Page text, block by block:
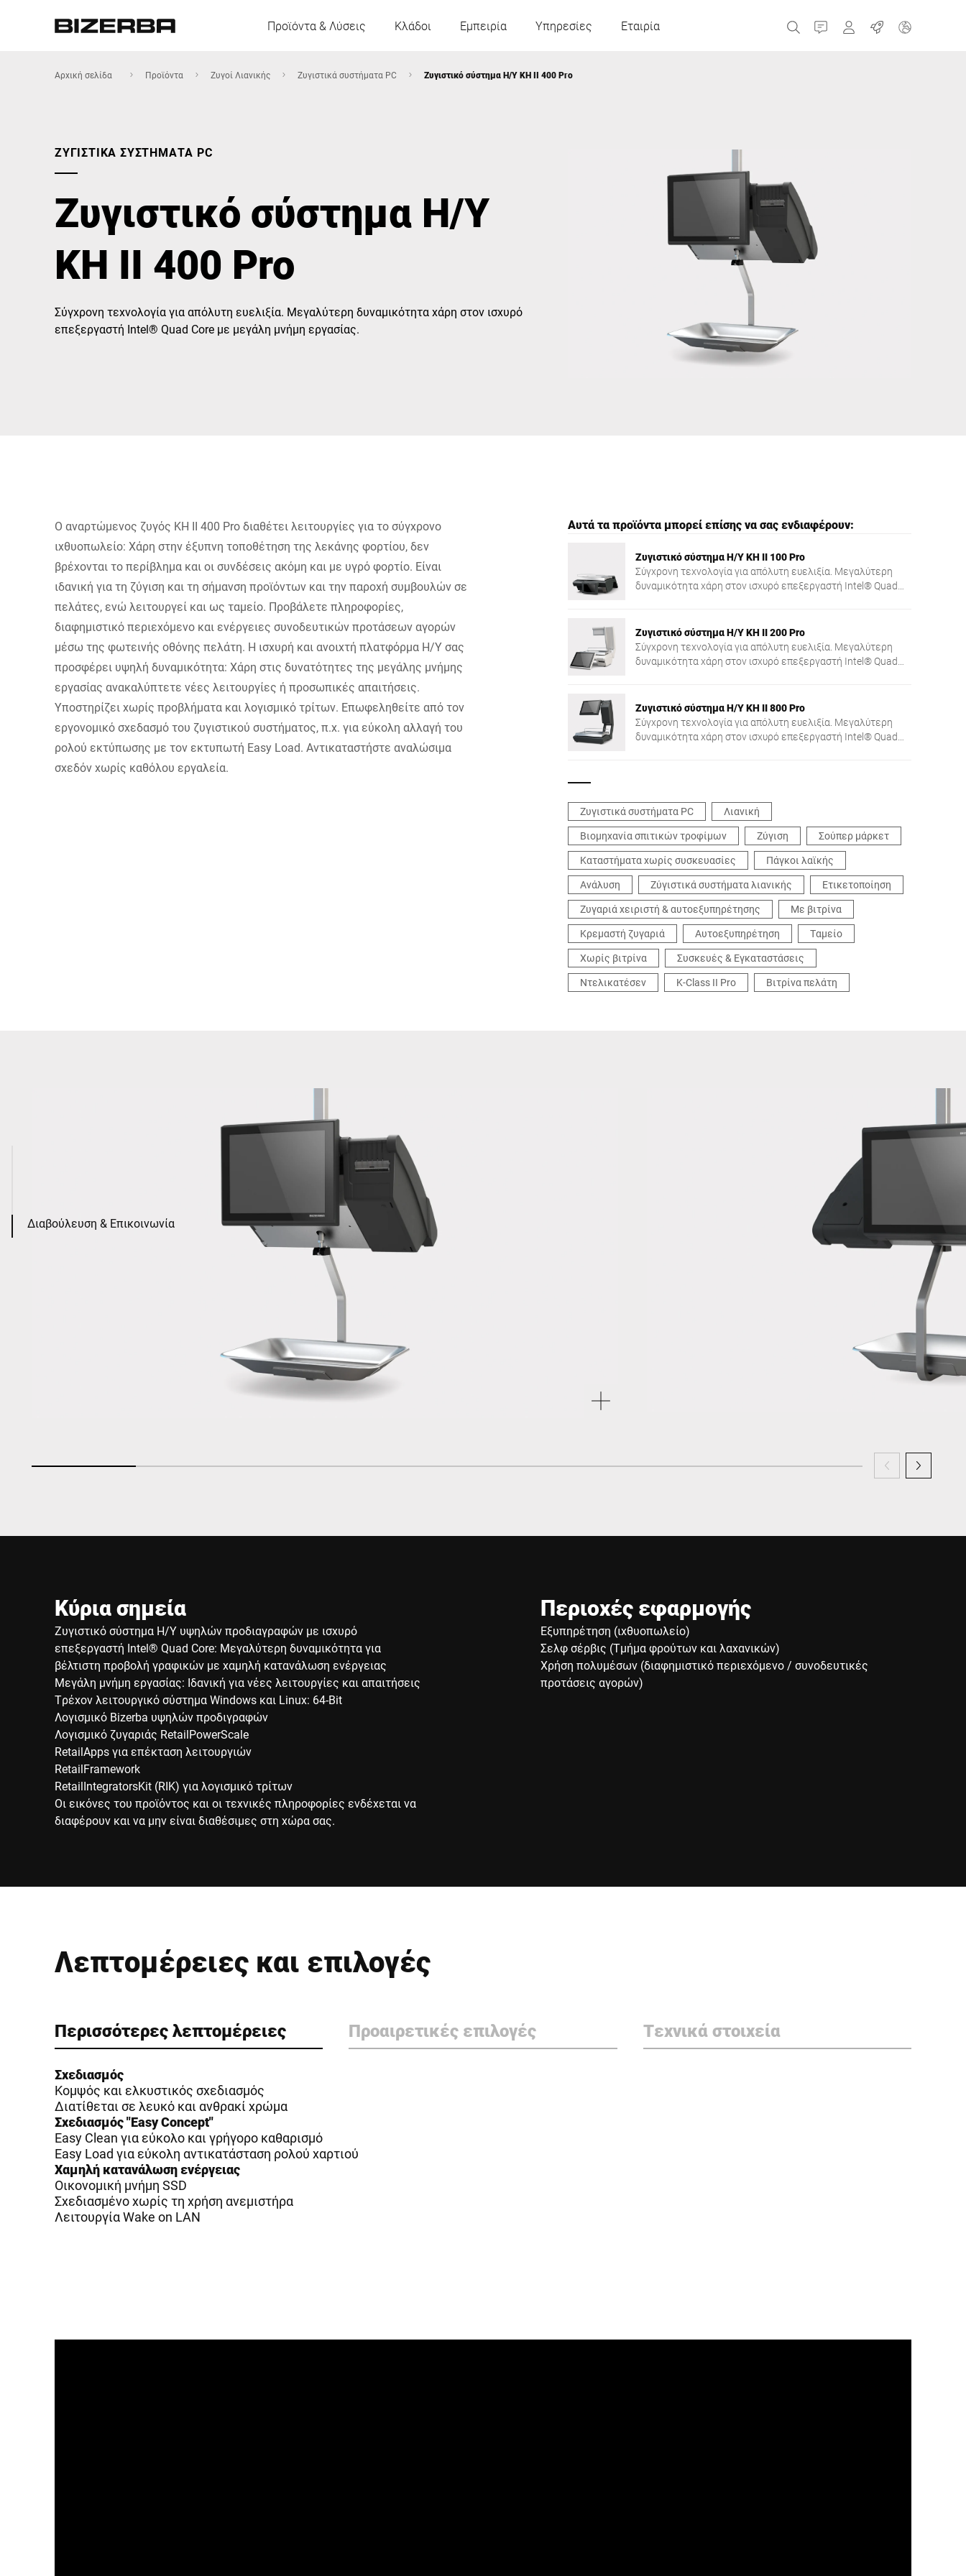
Προϊόντα & Λύσεις Κλάδοι Εμπειρία Υπηρεσίες Εταιρία ΕπικοινωνίαMyBizerbaθέσεις εργασίας
Ουγγαρία Ολλανδία
Ρωσία
Αμερική
Ασία
Αυστραλία
Αφρική
Αρχική σελίδα Προϊόντα Ζυγοί Λιανικής Ζυγιστικά συστήματα PC Ζυγιστικό σύστημα Η/Υ KH II 400 Pro
ΖΥΓΙΣΤΙΚΆ ΣΥΣΤΉΜΑΤΑ PC
Ζυγιστικό σύστημα Η/Υ
KH II 400 Pro
Σύγχρονη τεχνολογία για απόλυτη ευελιξία. Μεγαλύτερη δυναμικότητα χάρη στον ισχυρό
επεξεργαστή Intel® Quad Core με μεγάλη μνήμη εργασίας.
Ο αναρτώμενος ζυγός KH II 400 Pro διαθέτει λειτουργίες για το σύγχρονο
ιχθυοπωλείο: Χάρη στην έξυπνη τοποθέτηση της λεκάνης φορτίου, δεν
βρέχονται το περίβλημα και οι συνδέσεις ακόμη και με υγρό φορτίο. Είναι
ιδανική για τη ζύγιση και τη σήμανση προϊόντων και την παροχή συμβουλών σε
πελάτες, ενώ λειτουργεί και ως ταμείο. Προβάλετε πληροφορίες,
διαφημιστικό περιεχόμενο και ενέργειες συνοδευτικών προτάσεων αγορών
μέσω της φωτεινής οθόνης πελάτη. Η ισχυρή και ανοιχτή πλατφόρμα Η/Υ σας
προσφέρει υψηλή δυναμικότητα: Χάρη στις δυνατότητες της μεγάλης μνήμης
εργασίας ανακαλύπτετε νέες λειτουργίες ή προσωπικές απαιτήσεις.
Υποστηρίζει χωρίς προβλήματα και λογισμικό τρίτων. Επωφεληθείτε από τον
εργονομικό σχεδασμό του ζυγιστικού συστήματος, π.χ. για εύκολη αλλαγή του
ρολού εκτύπωσης με τον εκτυπωτή Easy Load. Αντικαταστήστε αναλώσιμα
σχεδόν χωρίς καθόλου εργαλεία.
Αυτά τα προϊόντα μπορεί επίσης να σας ενδιαφέρουν:
Ζυγιστικό σύστημα Η/Υ KH II 100 Pro
Σύγχρονη τεχνολογία για απόλυτη ευελιξία. Μεγαλύτερη
δυναμικότητα χάρη στον ισχυρό επεξεργαστή Intel® Quad
Ζυγιστικό σύστημα Η/Υ KH II 200 Pro
Σύγχρονη τεχνολογία για απόλυτη ευελιξία. Μεγαλύτερη
δυναμικότητα χάρη στον ισχυρό επεξεργαστή Intel® Quad
Ζυγιστικό σύστημα Η/Υ KH II 800 Pro
Σύγχρονη τεχνολογία για απόλυτη ευελιξία. Μεγαλύτερη
δυναμικότητα χάρη στον ισχυρό επεξεργαστή Intel® Quad
Ζυγιστικά συστήματα PC
Λιανική
Βιομηχανία σπιτικών τροφίμων
Ζύγιση
Σούπερ μάρκετ
Καταστήματα χωρίς συσκευασίες
Πάγκοι λαϊκής
Ανάλυση
Ζύγιστικά συστήματα λιανικής
Ετικετοποίηση
Ζυγαριά χειριστή & αυτοεξυπηρέτησης
Με βιτρίνα
Κρεμαστή ζυγαριά
Αυτοεξυπηρέτηση
Ταμείο
Χωρίς βιτρίνα
Συσκευές & Εγκαταστάσεις
Ντελικατέσεν
K-Class II Pro Βιτρίνα πελάτη
Διαβούλευση & Επικοινωνία
Κύρια σημεία
Ζυγιστικό σύστημα Η/Υ υψηλών προδιαγραφών με ισχυρό
επεξεργαστή Intel® Quad Core: Μεγαλύτερη δυναμικότητα για
βέλτιστη προβολή γραφικών με χαμηλή κατανάλωση ενέργειας
Μεγάλη μνήμη εργασίας: Ιδανική για νέες λειτουργίες και απαιτήσεις
Τρέχον λειτουργικό σύστημα Windows και Linux: 64-Bit
Λογισμικό Bizerba υψηλών προδιγραφών
Λογισμικό ζυγαριάς RetailPowerScale
RetailApps για επέκταση λειτουργιών
RetailFramework
RetailIntegratorsKit (RIK) για λογισμικό τρίτων
Οι εικόνες του προϊόντος και οι τεχνικές πληροφορίες ενδέχεται να
διαφέρουν και να μην είναι διαθέσιμες στη χώρα σας.
Περιοχές εφαρμογής
Εξυπηρέτηση (ιχθυοπωλείο)
Σελφ σέρβις (Τμήμα φρούτων και λαχανικών)
Χρήση πολυμέσων (διαφημιστικό περιεχόμενο / συνοδευτικές
προτάσεις αγορών)
Λεπτομέρειες και επιλογές
Περισσότερες λεπτομέρειες Προαιρετικές επιλογές Τεχνικά στοιχεία
Σχεδιασμός
Κομψός και ελκυστικός σχεδιασμός
Διατίθεται σε λευκό και ανθρακί χρώμα
Σχεδιασμός "Easy Concept"
Easy Clean για εύκολο και γρήγορο καθαρισμό
Easy Load για εύκολη αντικατάσταση ρολού χαρτιού
Χαμηλή κατανάλωση ενέργειας
Οικονομική μνήμη SSD
Σχεδιασμένο χωρίς τη χρήση ανεμιστήρα
Λειτουργία Wake on LAN